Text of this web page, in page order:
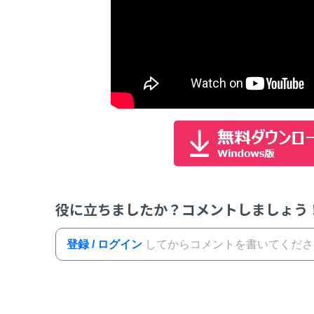
役に立ちましたか？コメントしましょう
登録 / ログイン してからコメントを書いてくだ